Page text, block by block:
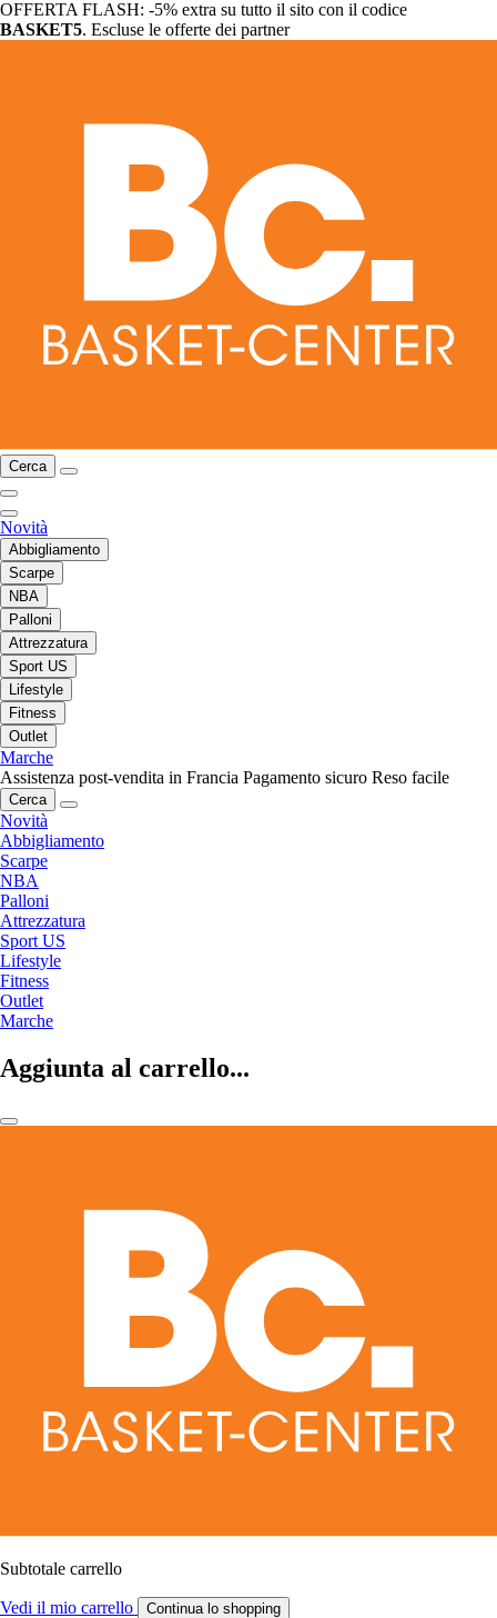
OFFERTA FLASH: -5% extra su tutto il sito con il codice
BASKET5. Escluse le offerte dei partner
Cerca
Novità
Abbigliamento
Scarpe
NBA
Palloni
Attrezzatura
Sport US
Lifestyle
Fitness
Outlet
Marche
Assistenza post-vendita in Francia Pagamento sicuro Reso facile
Cerca
Novità
Abbigliamento
Scarpe
NBA
Palloni
Attrezzatura
Sport US
Lifestyle
Fitness
Outlet
Marche
Aggiunta al carrello...
Subtotale carrello
Vedi il mio carrello Continua lo shopping